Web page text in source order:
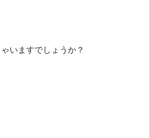
いますでしょうか？